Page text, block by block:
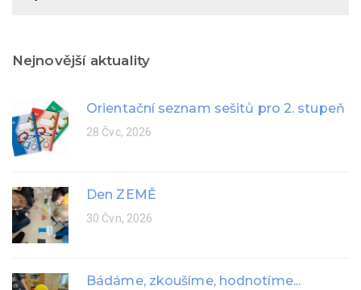
Nejnovější aktuality
Orientační seznam sešitů pro 2. stupeň
28 Čvc, 2026
Den ZEMĚ
30 Čvn, 2026
Bádáme, zkoušíme, hodnotíme...